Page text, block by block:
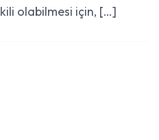
olabilmesi için, […]